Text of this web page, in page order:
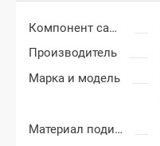
Компонент салона
Производитель
Марка и модель
Материал подиумов